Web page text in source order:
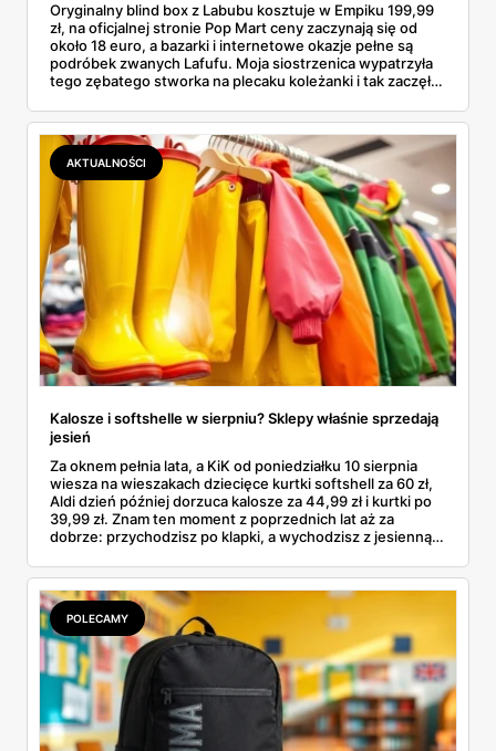
Oryginalny blind box z Labubu kosztuje w Empiku 199,99
zł, na oficjalnej stronie Pop Mart ceny zaczynają się od
około 18 euro, a bazarki i internetowe okazje pełne są
podróbek zwanych Lafufu. Moja siostrzenica wypatrzyła
tego zębatego stworka na plecaku koleżanki i tak zaczęło
kosztuje i po czym poznać, że sprzedawca nie wciska nam
podróbki. Spisałam wszystko, czego się dowiedziałam —
łącznie z jedną wpadką, o której za chwilę.
AKTUALNOŚCI
Kalosze i softshelle w sierpniu? Sklepy właśnie sprzedają
jesień
Za oknem pełnia lata, a KiK od poniedziałku 10 sierpnia
wiesza na wieszakach dziecięce kurtki softshell za 60 zł,
Aldi dzień później dorzuca kalosze za 44,99 zł i kurtki po
39,99 zł. Znam ten moment z poprzednich lat aż za
dobrze: przychodzisz po klapki, a wychodzisz z jesienną
pojawi się w gazetkach w przyszłym tygodniu i czy jest
sens kupować jesień, zanim skończą się wakacje.
POLECAMY